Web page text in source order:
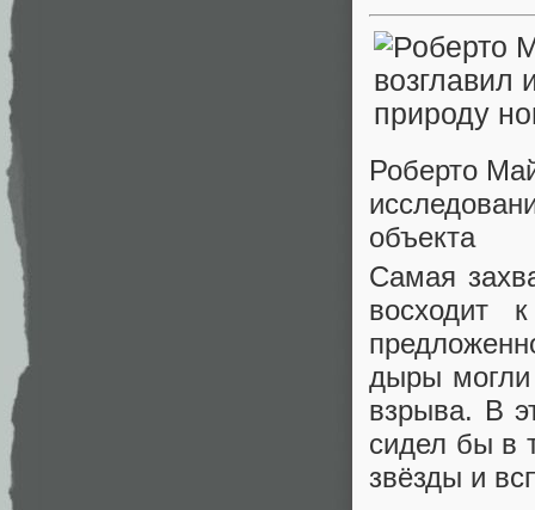
Роберто
объекта
Самая
восходит
дыры могли
взрыва. В
сидел бы в
звёзды и